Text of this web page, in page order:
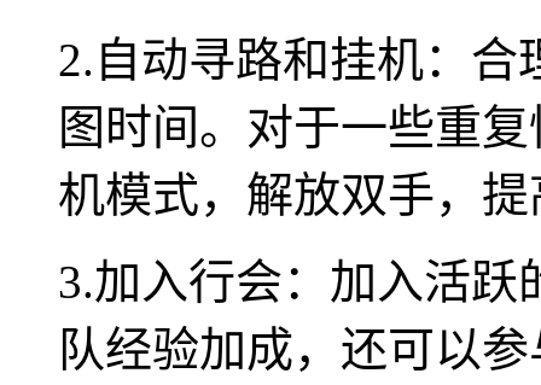
2.自动寻路和挂机：
图时间。对于一些重
机模式，解放双手，
3.加入行会：加入活
队经验加成，还可以